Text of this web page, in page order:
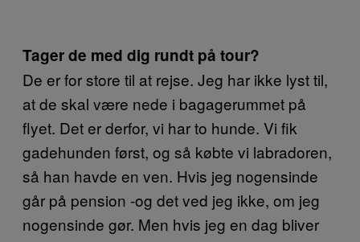
Tager de med dig rundt på tour?
De er for store til at rejse. Jeg har ikke lyst til,
at de skal være nede i bagagerummet på
flyet. Det er derfor, vi har to hunde. Vi fik
gadehunden først, og så købte vi labradoren,
så han havde en ven. Hvis jeg nogensinde
går på pension -og det ved jeg ikke, om jeg
nogensinde gør. Men hvis jeg en dag bliver